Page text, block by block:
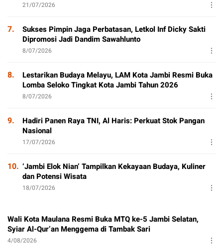
21/07/2026
7.
Sukses Pimpin Jaga Perbatasan, Letkol Inf Dicky Sakti
Dipromosi Jadi Dandim Sawahlunto
8/07/2026
8.
Lestarikan Budaya Melayu, LAM Kota Jambi Resmi Buka
Lomba Seloko Tingkat Kota Jambi Tahun 2026
8/07/2026
9.
Hadiri Panen Raya TNI, Al Haris: Perkuat Stok Pangan
Nasional
17/07/2026
10. ‘Jambi Elok Nian’ Tampilkan Kekayaan Budaya, Kuliner
dan Potensi Wisata
18/07/2026
Wali Kota Maulana Resmi Buka MTQ ke-5 Jambi Selatan,
Syiar Al-Qur’an Menggema di Tambak Sari
4/08/2026